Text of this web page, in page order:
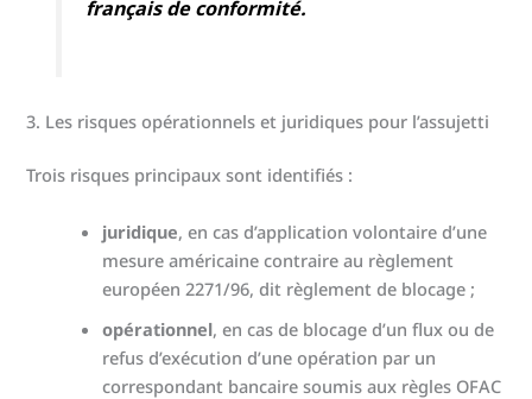
français de conformité.
3. Les risques opérationnels et juridiques pour l’assujetti
Trois risques principaux sont identifiés :
juridique, en cas d’application volontaire d’une
mesure américaine contraire au règlement
européen 2271/96, dit règlement de blocage ;
opérationnel, en cas de blocage d’un flux ou de
refus d’exécution d’une opération par un
correspondant bancaire soumis aux règles OFAC